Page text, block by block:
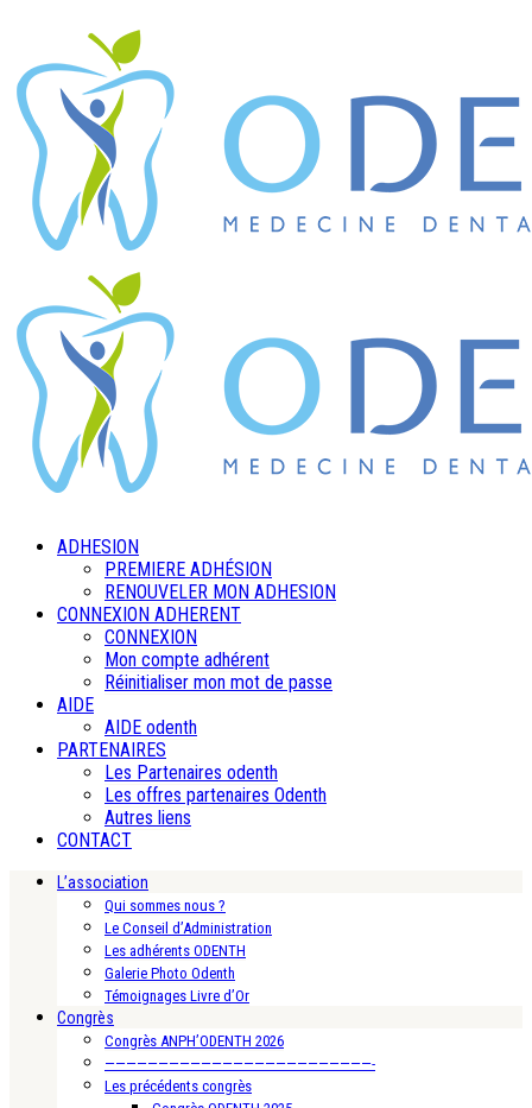
ADHESION
PREMIERE ADHÉSION
RENOUVELER MON ADHESION
CONNEXION ADHERENT
CONNEXION
Mon compte adhérent
Réinitialiser mon mot de passe
AIDE
AIDE odenth
PARTENAIRES
Les Partenaires odenth
Les offres partenaires Odenth
Autres liens
CONTACT
L’association
Qui sommes nous ?
Le Conseil d’Administration
Les adhérents ODENTH
Galerie Photo Odenth
Témoignages Livre d’Or
Congrès
Congrès ANPH’ODENTH 2026
—————————————————————————-
Les précédents congrès